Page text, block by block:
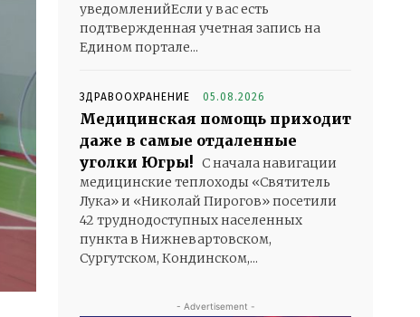
уведомленийЕсли у вас есть
подтвержденная учетная запись на
Едином портале...
ЗДРАВООХРАНЕНИЕ 05.08.2026
Медицинская помощь приходит
даже в самые отдаленные
уголки Югры! С начала навигации
медицинские теплоходы «Святитель
Лука» и «Николай Пирогов» посетили
42 труднодоступных населенных
пункта в Нижневартовском,
Сургутском, Кондинском,...
- Advertisement -